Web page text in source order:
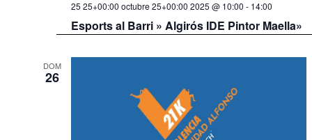
25 25+00:00 octubre 25+00:00 2025 @ 10:00 - 14:00
Esports al Barri » Algirós IDE Pintor Maella»
DOM
26